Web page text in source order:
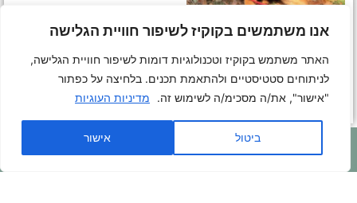
אנו משתמשים בקוקיז לשיפור חוויית הגלישה
האתר משתמש בקוקיז וטכנולוגיות דומות לשיפור חוויית הגלישה,
לניתוחים סטטיסטיים ולהתאמת תכנים. בלחיצה על כפתור
"אישור", את/ה מסכימ/ה לשימוש זה.
מדיניות העוגיות
ביטול אישור
ראלף
גודל בינוני גדול
ראלף הכובש מחכה לכם
הרצליה ונתניה אוהבות חיות - כלבים וחתולים
אומצו עד כה